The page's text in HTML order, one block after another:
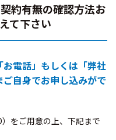
約有無の確認方法お
て下さい
お電話」もしくは「弊社
自身でお申し込みがで
をご用意の上、下記まで